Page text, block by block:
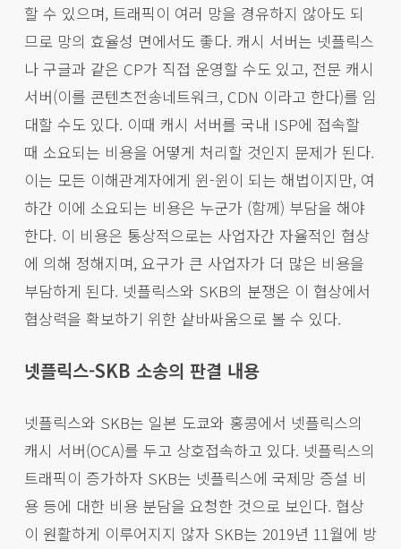
할 수 있으며, 트래픽이 여러 망을 경유하지 않아도 되
므로 망의 효율성 면에서도 좋다. 캐시 서버는 넷플릭스
나 구글과 같은 CP가 직접 운영할 수도 있고, 전문 캐시
서버(이를 콘텐츠전송네트워크, CDN 이라고 한다)를 임
대할 수도 있다. 이때 캐시 서버를 국내 ISP에 접속할
때 소요되는 비용을 어떻게 처리할 것인지 문제가 된다.
이는 모든 이해관계자에게 윈-윈이 되는 해법이지만, 여
하간 이에 소요되는 비용은 누군가 (함께) 부담을 해야
한다. 이 비용은 통상적으로는 사업자간 자율적인 협상
에 의해 정해지며, 요구가 큰 사업자가 더 많은 비용을
부담하게 된다. 넷플릭스와 SKB의 분쟁은 이 협상에서
협상력을 확보하기 위한 샅바싸움으로 볼 수 있다.
넷플릭스-SKB 소송의 판결 내용
넷플릭스와 SKB는 일본 도쿄와 홍콩에서 넷플릭스의
캐시 서버(OCA)를 두고 상호접속하고 있다. 넷플릭스의
트래픽이 증가하자 SKB는 넷플릭스에 국제망 증설 비
용 등에 대한 비용 분담을 요청한 것으로 보인다. 협상
이 원활하게 이루어지지 않자 SKB는 2019년 11월에 방